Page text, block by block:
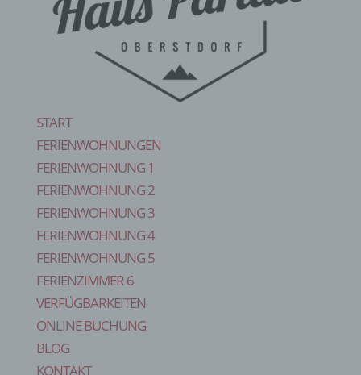
START
FERIENWOHNUNGEN
FERIENWOHNUNG 1
FERIENWOHNUNG 2
FERIENWOHNUNG 3
FERIENWOHNUNG 4
FERIENWOHNUNG 5
FERIENZIMMER 6
VERFÜGBARKEITEN
ONLINE BUCHUNG
BLOG
KONTAKT